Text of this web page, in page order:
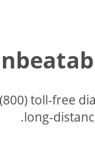
toll-free
long-